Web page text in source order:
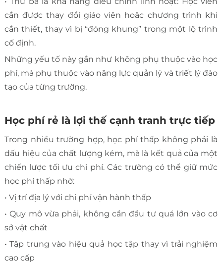
cần được thay đổi giáo viên hoặc chương trình khi
cần thiết, thay vì bị “đóng khung” trong một lộ trình
cố định.
Những yếu tố này gần như không phụ thuộc vào học
phí, mà phụ thuộc vào năng lực quản lý và triết lý đào
tạo của từng trường.
Học phí rẻ là lợi thế cạnh tranh trực tiếp
Trong nhiều trường hợp, học phí thấp không phải là
dấu hiệu của chất lượng kém, mà là kết quả của một
chiến lược tối ưu chi phí. Các trường có thể giữ mức
học phí thấp nhờ:
• Vị trí địa lý với chi phí vận hành thấp
• Quy mô vừa phải, không cần đầu tư quá lớn vào cơ
sở vật chất
• Tập trung vào hiệu quả học tập thay vì trải nghiệm
cao cấp